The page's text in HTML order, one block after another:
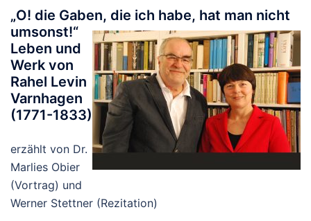
„O! die Gaben, die ich habe, hat man nicht
umsonst!“
Leben und
Werk von
Rahel Levin
Varnhagen
(1771-1833)
erzählt von Dr.
Marlies Obier
(Vortrag) und
Werner Stettner (Rezitation)